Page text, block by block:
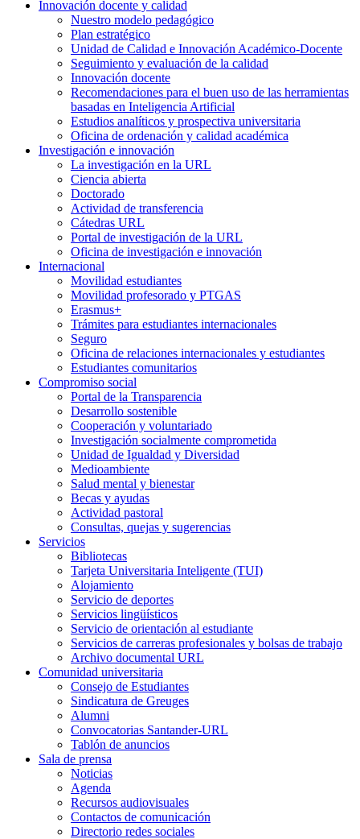
Innovación docente y calidad
Nuestro modelo pedagógico
Plan estratégico
Unidad de Calidad e Innovación Académico-Docente
Seguimiento y evaluación de la calidad
Innovación docente
Recomendaciones para el buen uso de las herramientas
basadas en Inteligencia Artificial
Estudios analíticos y prospectiva universitaria
Oficina de ordenación y calidad académica
Investigación e innovación
La investigación en la URL
Ciencia abierta
Doctorado
Actividad de transferencia
Cátedras URL
Portal de investigación de la URL
Oficina de investigación e innovación
Internacional
Movilidad estudiantes
Movilidad profesorado y PTGAS
Erasmus+
Trámites para estudiantes internacionales
Seguro
Oficina de relaciones internacionales y estudiantes
Estudiantes comunitarios
Compromiso social
Portal de la Transparencia
Desarrollo sostenible
Cooperación y voluntariado
Investigación socialmente comprometida
Unidad de Igualdad y Diversidad
Medioambiente
Salud mental y bienestar
Becas y ayudas
Actividad pastoral
Consultas, quejas y sugerencias
Servicios
Bibliotecas
Tarjeta Universitaria Inteligente (TUI)
Alojamiento
Servicio de deportes
Servicios lingüísticos
Servicio de orientación al estudiante
Servicios de carreras profesionales y bolsas de trabajo
Archivo documental URL
Comunidad universitaria
Consejo de Estudiantes
Sindicatura de Greuges
Alumni
Convocatorias Santander-URL
Tablón de anuncios
Sala de prensa
Noticias
Agenda
Recursos audiovisuales
Contactos de comunicación
Directorio redes sociales